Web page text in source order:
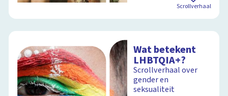
Scrollverhaal
Wat betekent
LHBTQIA+?
Scrollverhaal over
gender en
seksualiteit